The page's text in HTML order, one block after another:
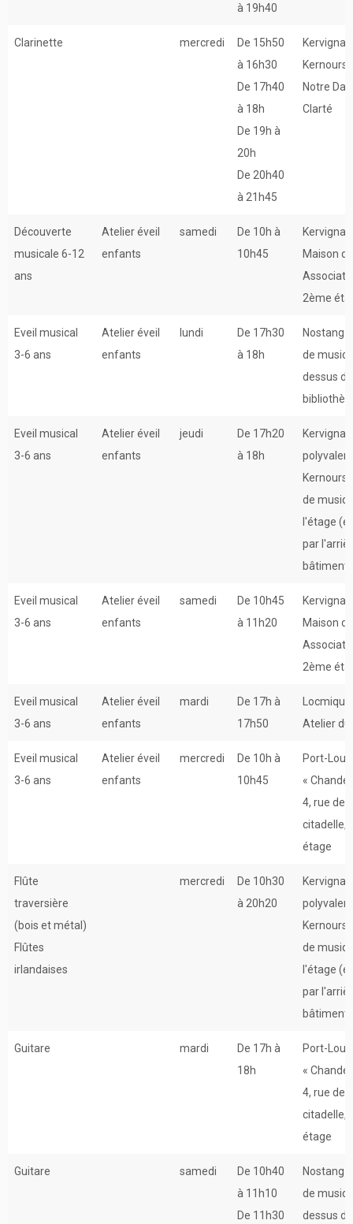
à 19h40
Clarinette mercredi
De 15h50
à 16h30
De 17h40
à 18h
De 19h à
20h
De 20h40
à 21h45
Kernours
Notre
Clarté
Découverte
musicale 6-12
ans
Atelier éveil
enfants
samedi
De 10h à
10h45
Maison
2ème
Eveil musical
3-6 ans
Atelier éveil
enfants
lundi
De 17h30
à 18h
Nostang
de
dessus
Eveil musical
3-6 ans
Atelier éveil
enfants
jeudi
De 17h20
à 18h
Kernours
de
l'étage
par
bâtiment)
Eveil musical
3-6 ans
Atelier éveil
enfants
samedi
De 10h45
à 11h20
Maison
2ème
Eveil musical
3-6 ans
Atelier éveil
enfants
mardi
De 17h à
17h50
Atelier du
Eveil musical
3-6 ans
Atelier éveil
enfants
mercredi
De 10h à
10h45
Port-
«
4, rue de
citadelle,
étage
Flûte
traversière
(bois et métal)
Flûtes
irlandaises
mercredi
De 10h30
à 20h20
Kernours
de
l'étage
par
bâtiment)
Guitare mardi
De 17h à
18h
Port-
«
4, rue de
citadelle,
étage
Guitare samedi
De 10h40
à 11h10
De 11h30
Nostang
de
dessus